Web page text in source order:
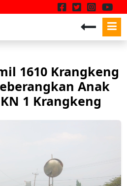
1610 Krangkeng
Anak
1 Krangkeng